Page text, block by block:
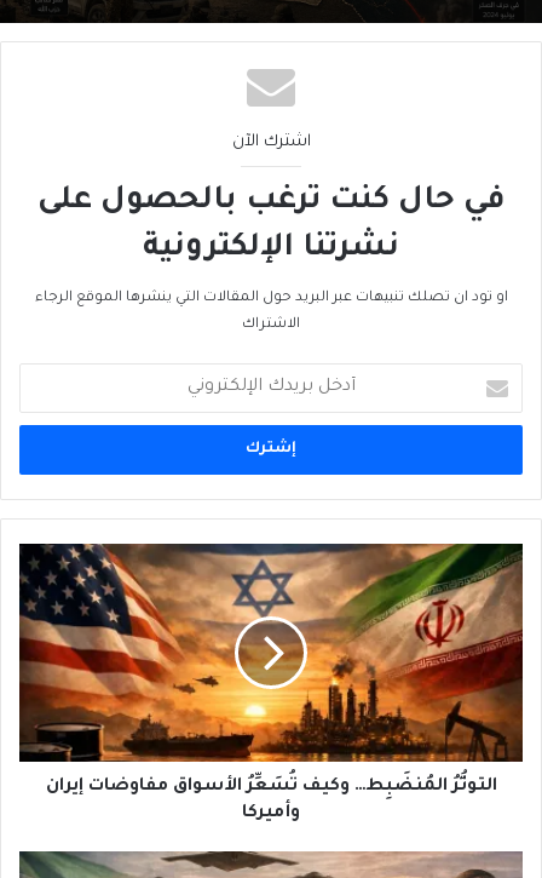
اشترك الآن
في حال كنت ترغب بالحصول على
نشرتنا الإلكترونية
او تود ان تصلك تنبيهات عبر البريد حول المقالات التي ينشرها الموقع الرجاء
الاشتراك
بريدك
الإلكتروني
التوتُّرُ
المُنضَبِط…
وكيف
تُسَعِّرُ
الأسواق
مفاوضات
إيران
وأميركا
التوتُّرُ المُنضَبِط… وكيف تُسَعِّرُ الأسواق مفاوضات إيران
وأميركا
انحناءاتُ